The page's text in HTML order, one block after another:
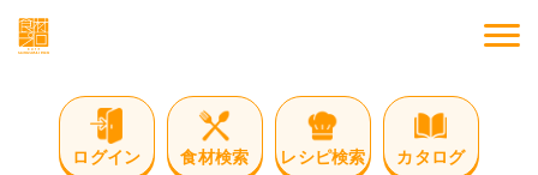
ログイン 食材検索 レシピ検索 カタログ